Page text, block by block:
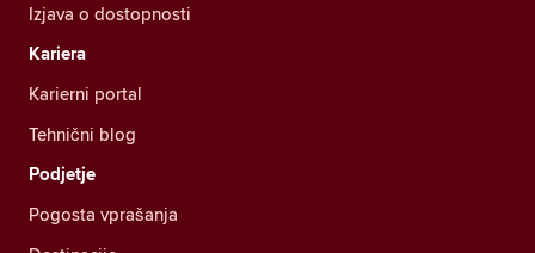
Izjava o dostopnosti
Kariera
Karierni portal
Tehnični blog
Podjetje
Pogosta vprašanja